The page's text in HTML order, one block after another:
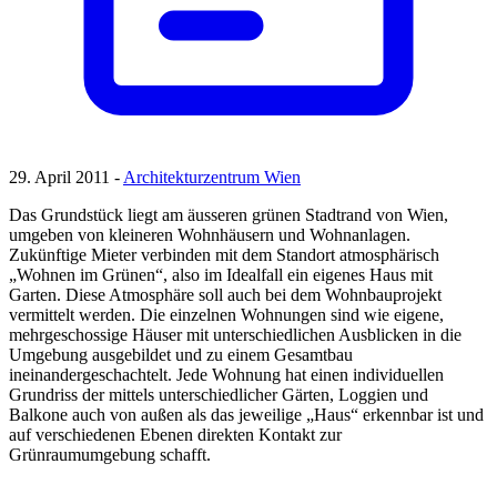
29. April 2011 -Architekturzentrum Wien
Das Grundstück liegt am äusseren grünen Stadtrand von Wien,
umgeben von kleineren Wohnhäusern und Wohnanlagen.
Zukünftige Mieter verbinden mit dem Standort atmosphärisch
„Wohnen im Grünen“, also im Idealfall ein eigenes Haus mit
Garten. Diese Atmosphäre soll auch bei dem Wohnbauprojekt
vermittelt werden. Die einzelnen Wohnungen sind wie eigene,
mehrgeschossige Häuser mit unterschiedlichen Ausblicken in die
Umgebung ausgebildet und zu einem Gesamtbau
ineinandergeschachtelt. Jede Wohnung hat einen individuellen
Grundriss der mittels unterschiedlicher Gärten, Loggien und
Balkone auch von außen als das jeweilige „Haus“ erkennbar ist und
auf verschiedenen Ebenen direkten Kontakt zur
Grünraumumgebung schafft.